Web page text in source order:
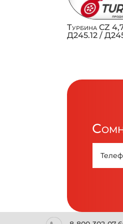
Турбина CZ
Д245.12 /